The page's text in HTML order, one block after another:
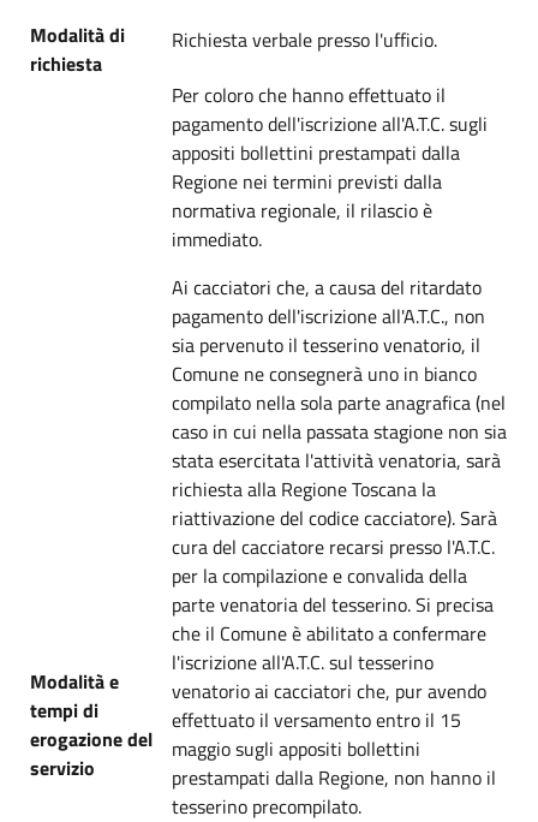
Modalità di
richiesta
Richiesta verbale presso l'ufficio.
Modalità e
tempi di
erogazione del
servizio
Per coloro che hanno effettuato il
pagamento dell'iscrizione all'A.T.C. sugli
appositi bollettini prestampati dalla
Regione nei termini previsti dalla
normativa regionale, il rilascio è
immediato.
Ai cacciatori che, a causa del ritardato
pagamento dell'iscrizione all'A.T.C., non
sia pervenuto il tesserino venatorio, il
Comune ne consegnerà uno in bianco
compilato nella sola parte anagrafica (nel
caso in cui nella passata stagione non sia
stata esercitata l'attività venatoria, sarà
richiesta alla Regione Toscana la
riattivazione del codice cacciatore). Sarà
cura del cacciatore recarsi presso l'A.T.C.
per la compilazione e convalida della
parte venatoria del tesserino. Si precisa
che il Comune è abilitato a confermare
l'iscrizione all'A.T.C. sul tesserino
venatorio ai cacciatori che, pur avendo
effettuato il versamento entro il 15
maggio sugli appositi bollettini
prestampati dalla Regione, non hanno il
tesserino precompilato.